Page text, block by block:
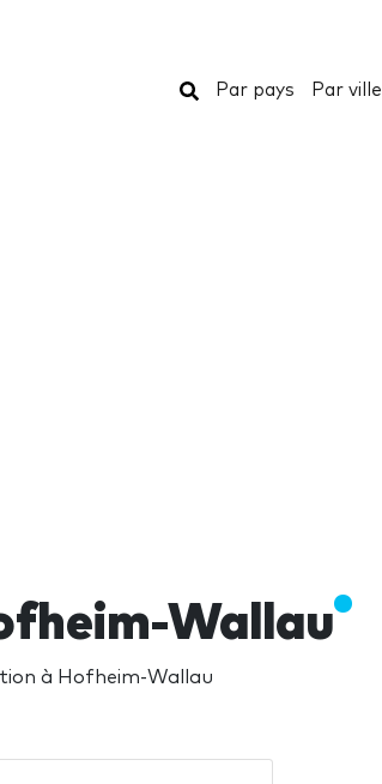
Rechercher
Par pays Par ville
Wallau
à Hofheim-Wallau